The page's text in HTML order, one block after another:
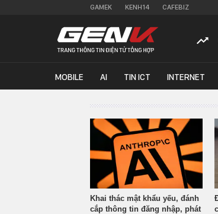
GAMEK KENH14 CAFEBIZ
MOBILE AI TIN ICT INTERNET
Khai thác mật khẩu yếu, đánh
cắp thông tin đăng nhập, phát